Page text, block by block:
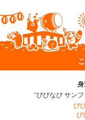
"びびなび サン
び
び